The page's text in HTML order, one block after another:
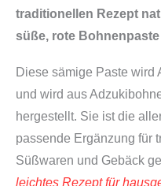
traditionellen Rezept
süße, rote
Diese sämige Paste wird
und wird aus
hergestellt. Sie ist die
passende Ergänzung für
Süßwaren und Gebäck
leichtes Rezept für